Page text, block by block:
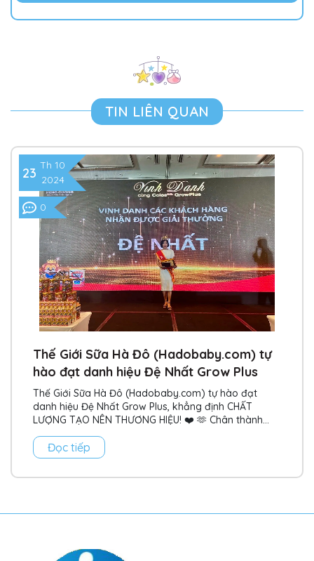
TIN LIÊN QUAN
23 Th 10
2024
0
Thế Giới Sữa Hà Đô (Hadobaby.com) tự
hào đạt danh hiệu Đệ Nhất Grow Plus
Thế Giới Sữa Hà Đô (Hadobaby.com) tự hào đạt
danh hiệu Đệ Nhất Grow Plus, khẳng định CHẤT
LƯỢNG TẠO NÊN THƯƠNG HIỆU! ❤️ 🫶 Chân thành
Đọc tiếp